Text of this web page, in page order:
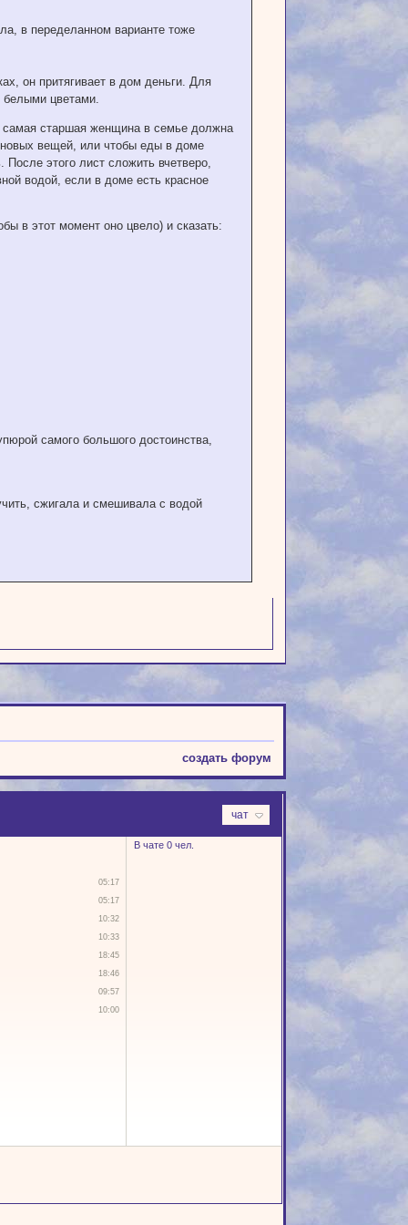
в переделанном варианте тоже
он притягивает в дом деньги. Для
белыми цветами.
самая старшая женщина в семье должна
новых вещей, или чтобы еды в доме
этого лист сложить вчетверо,
водой, если в доме есть красное
в этот момент оно цвело) и сказать:
самого большого достоинства,
сжигала и смешивала с водой
создать форум